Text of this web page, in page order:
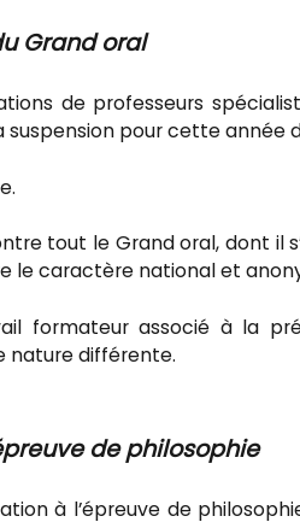
Grand oral
de professeurs
pour cette année
tout le Grand oral, dont il
le caractère national et
formateur associé à la
nature différente.
de philosophie
à l’épreuve de